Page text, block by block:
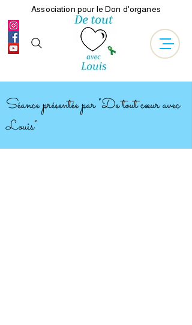
Association pour le Don d'organes
Séance présentée par "De tout cœur avec
Louis"